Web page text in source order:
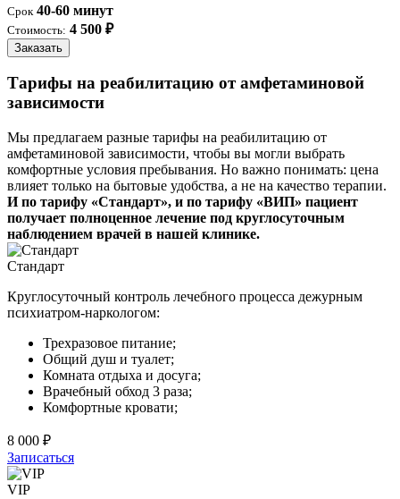
Срок 40-60 минут
Стоимость: 4 500 ₽
Заказать
Тарифы на реабилитацию от амфетаминовой
зависимости
Мы предлагаем разные тарифы на реабилитацию от
амфетаминовой зависимости, чтобы вы могли выбрать
комфортные условия пребывания. Но важно понимать: цена
влияет только на бытовые удобства, а не на качество терапии.
И по тарифу «Стандарт», и по тарифу «ВИП» пациент
получает полноценное лечение под круглосуточным
наблюдением врачей в нашей клинике.
Стандарт
Круглосуточный контроль лечебного процесса дежурным
психиатром-наркологом:
Трехразовое питание;
Общий душ и туалет;
Комната отдыха и досуга;
Врачебный обход 3 раза;
Комфортные кровати;
8 000 ₽
Записаться
VIP